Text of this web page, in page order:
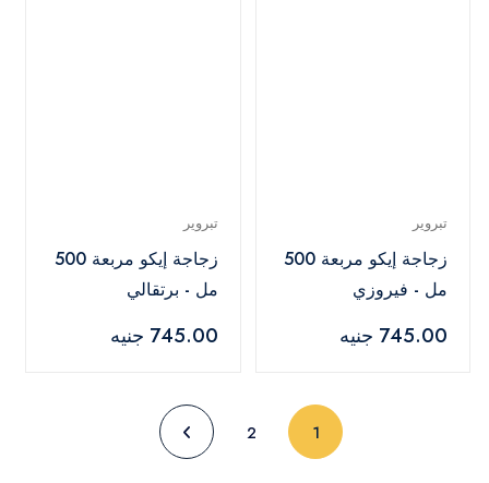
تبروير
زجاجة إيكو مربعة 500
مل - فيروزي
745.00 جنيه
تبروير
زجاجة إيكو مربعة 500
مل - برتقالي
745.00 جنيه
1
2